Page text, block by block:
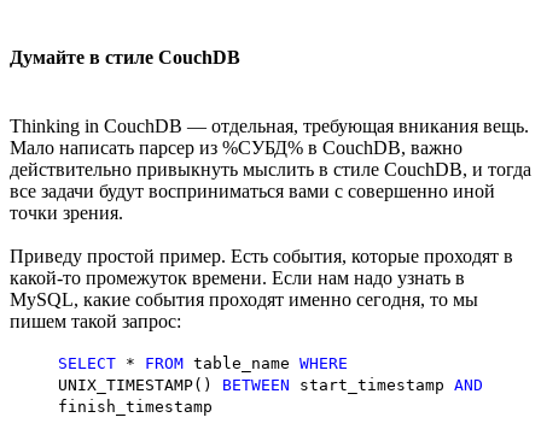
Думайте в стиле CouchDB
Thinking in CouchDB — отдельная, требующая вникания вещь.
Мало написать парсер из %СУБД% в CouchDB, важно
действительно привыкнуть мыслить в стиле CouchDB, и тогда
все задачи будут восприниматься вами с совершенно иной
точки зрения.
Приведу простой пример. Есть события, которые проходят в
какой-то промежуток времени. Если нам надо узнать в
MySQL, какие события проходят именно сегодня, то мы
пишем такой запрос:
SELECT * FROM table_name WHERE
UNIX_TIMESTAMP() BETWEEN start_timestamp AND
finish_timestamp